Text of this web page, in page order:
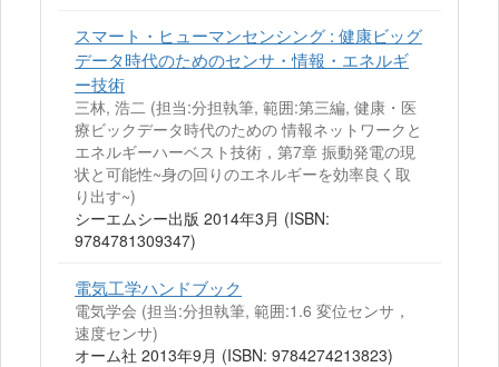
スマート・ヒューマンセンシング : 健康ビッグ
データ時代のためのセンサ・情報・エネルギ
ー技術
三林, 浩二 (担当:分担執筆, 範囲:第三編, 健康・医
療ビックデータ時代のための 情報ネットワークと
エネルギーハーベスト技術，第7章 振動発電の現
状と可能性~身の回りのエネルギーを効率良く取
り出す~)
シーエムシー出版 2014年3月 (ISBN:
9784781309347)
電気工学ハンドブック
電気学会 (担当:分担執筆, 範囲:1.6 変位センサ，
速度センサ)
オーム社 2013年9月 (ISBN: 9784274213823)